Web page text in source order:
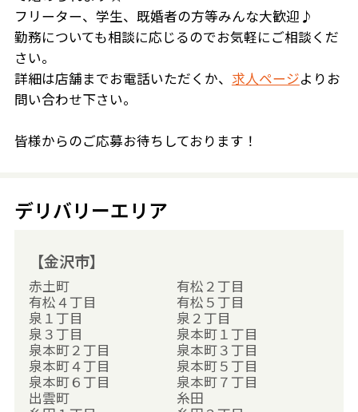
フリーター、学生、既婚者の方等みんな大歓迎♪
勤務についても相談に応じるのでお気軽にご相談くだ
さい。
詳細は店舗までお電話いただくか、 求人ページよりお
問い合わせ下さい。
皆様からのご応募お待ちしております！
デリバリーエリア
【金沢市】
赤土町
有松２丁目
有松４丁目
有松５丁目
泉１丁目
泉２丁目
泉３丁目
泉本町１丁目
泉本町２丁目
泉本町３丁目
泉本町４丁目
泉本町５丁目
泉本町６丁目
泉本町７丁目
出雲町
糸田